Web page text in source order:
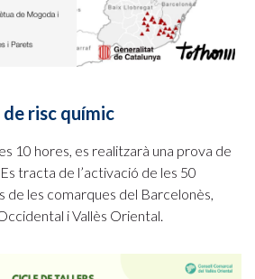
risc químic
10 hores, es realitzarà una prova de
tracta de l’activació de les 50
de les comarques del Barcelonès,
i Vallès Oriental.